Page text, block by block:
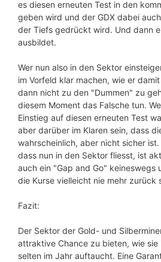
es diesen erneuten Test in den
geben wird und der GDX dabei
der Tiefs gedrückt wird. Und dann
ausbildet.
Wer nun also in den Sektor
im Vorfeld klar machen, wie er
dann nicht zu den "Dummen" zu
diesem Moment das Falsche tun.
Einstieg auf diesen erneuten Test
aber darüber im Klaren sein, dass
wahrscheinlich, aber nicht sicher ist.
dass nun in den Sektor fliesst, ist
auch ein "Gap and Go" keineswegs
die Kurse vielleicht nie mehr zurück
Fazit:
Der Sektor der Gold- und
attraktive Chance zu bieten, wie sie
selten im Jahr auftaucht. Eine